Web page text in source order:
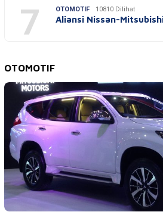
7 OTOMOTIF 10810 Dilihat
Aliansi Nissan-
OTOMOTIF